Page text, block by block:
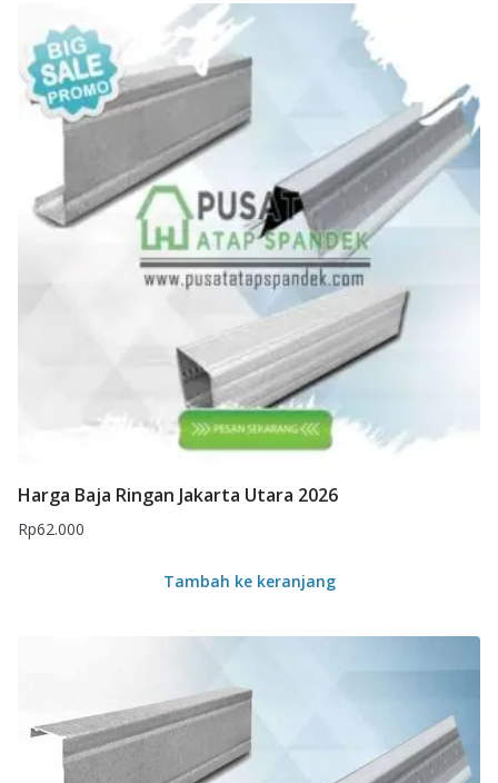
Harga Baja Ringan Jakarta Utara 2026
Rp62.000
Tambah ke keranjang